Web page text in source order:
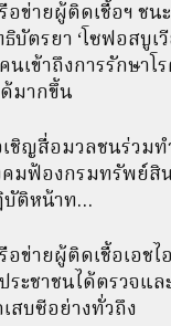
อข่ายผู้ติดเชื้อฯ ช
บัตรยา ‘โซฟอสบูเ
นเข้าถึงการรักษาโ
มากขึ้น
ชิญสื่อมวลชนร่วมท
มฟ้องกรมทรัพย์สิ
ติหน้าท…
อข่ายผู้ติดเชื้อเอชไ
ระชาชนได้ตรวจแ
สบซีอย่างทั่วถึง